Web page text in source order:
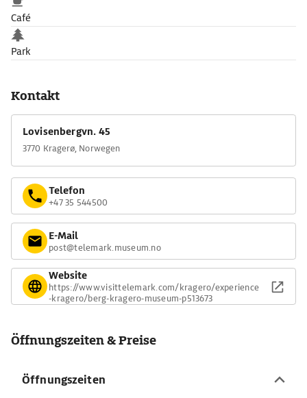
Café
Park
Kontakt
Lovisenbergvn. 45
3770 Kragerø, Norwegen
Telefon
+47 35 544500
E-Mail
post@telemark.museum.no
Website
https://www.visittelemark.com/kragero/experience
-kragero/berg-kragero-museum-p513673
Öffnungszeiten & Preise
Öffnungszeiten